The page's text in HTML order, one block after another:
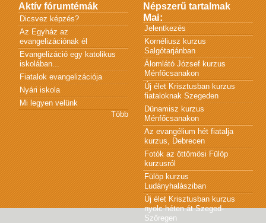
Aktív fórumtémák
Dicsvez képzés?
Az Egyház az
evangelizációnak él
Evangelizáció egy katolikus
iskolában...
Fiatalok evangelizációja
Nyári iskola
Mi legyen velünk
Több
Népszerű tartalmak
Mai:
Jelentkezés
Kornéliusz kurzus
Salgótarjánban
Álomlátó József kurzus
Ménfőcsanakon
Új élet Krisztusban kurzus
fiataloknak Szegeden
Dünamisz kurzus
Ménfőcsanakon
Az evangélium hét fiatalja
kurzus, Debrecen
Fotók az öttömösi Fülöp
kurzusról
Fülöp kurzus
Ludányhalásziban
Új élet Krisztusban kurzus
nyolc héten át Szeged-
Szőregen